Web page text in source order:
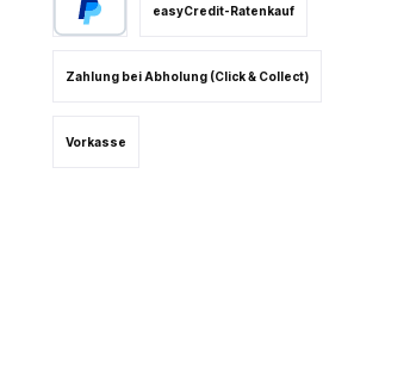
Vorkasse
easyCredit-Ratenkauf
Zahlung bei Abholung (Click & Collect)